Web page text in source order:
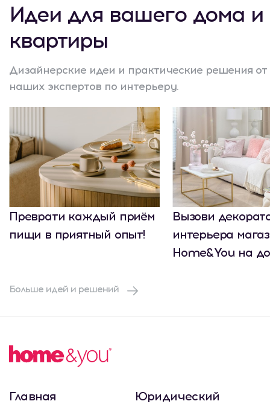
Идеи для вашего дома и
квартиры
Дизайнерские идеи и практические решения от
наших экспертов по интерьеру.
Преврати каждый приём
пищи в приятный опыт!
Вызови
интерьера
Home&You на
Больше идей и решений
Главная Юридический